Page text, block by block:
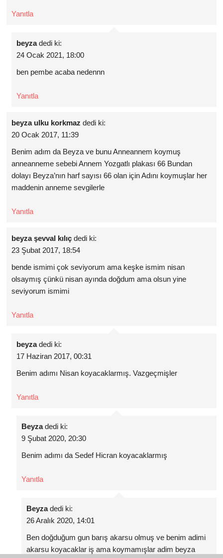
Yanıtla
beyza dedi ki:
24 Ocak 2021, 18:00
ben pembe acaba nedennn
Yanıtla
beyza ulku korkmaz dedi ki:
20 Ocak 2017, 11:39
Benim adım da Beyza ve bunu Anneannem koymuş
anneanneme sebebi Annem Yozgatlı plakası 66 Bundan
dolayı Beyza’nın harf sayısı 66 olan için Adını koymuşlar her
maddenin anneme sevgilerle
Yanıtla
beyza şevval kılıç dedi ki:
23 Şubat 2017, 18:54
bende ismimi çok seviyorum ama keşke ismim nisan
olsaymış çünkü nisan ayında doğdum ama olsun yine
seviyorum ismimi
Yanıtla
beyza dedi ki:
17 Haziran 2017, 00:31
Benim adımı Nisan koyacaklarmış. Vazgeçmişler
Yanıtla
Beyza dedi ki:
9 Şubat 2020, 20:30
Benim adımı da Sedef Hicran koyacaklarmış
Yanıtla
Beyza dedi ki:
26 Aralık 2020, 14:01
Ben doğduğum gun barış akarsu olmuş ve benim adimi
akarsu koyacaklar iş ama koymamışlar adim beyza